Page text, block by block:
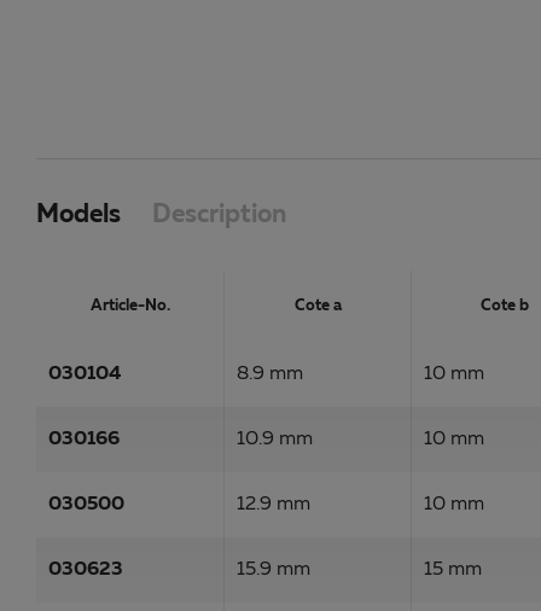
Models Description
Article-No. Cote a Cote b
030104 8.9 mm 10 mm
030166 10.9 mm 10 mm
030500 12.9 mm 10 mm
030623 15.9 mm 15 mm